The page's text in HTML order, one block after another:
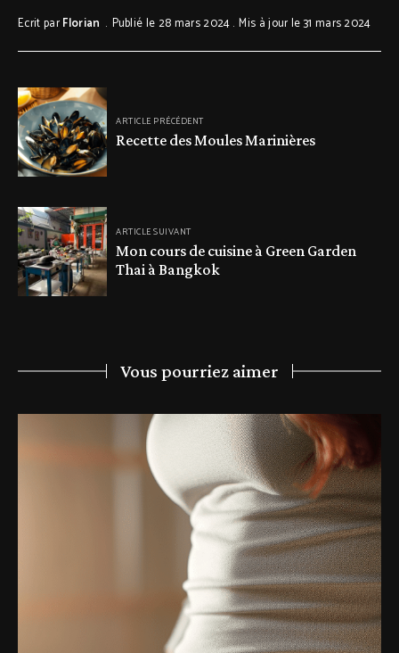
Ecrit parFlorian Publié le 28 mars 2024 Mis à jour le 31 mars 2024
ARTICLE PRÉCÉDENT
Recette des Moules Marinières
ARTICLE SUIVANT
Mon cours de cuisine à Green Garden
Thai à Bangkok
Vous pourriez aimer